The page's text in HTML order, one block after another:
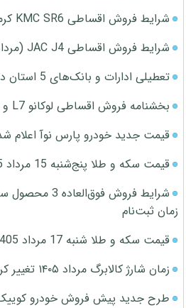
شرایط فروش اقساطی KMC SR6 کرمان موتور اعلام شد
شرایط فروش اقساطی JAC J4 (مرداد 1405)
تعطیلی ادارات و بانک‌های 5 استان در روز چهارشنبه
بخشنامه فروش اقساطی لوکانو L7 و لوکانو L8 (مرداد 1405)
قیمت جدید خودرو پارس نوآ اعلام شد
قیمت سکه و طلا پنج‌شنبه 15 مرداد 1405
شرایط فروش
زمان ثبت‌نام
قیمت سکه و طلا شنبه 17 مرداد 1405
زمان شارژ کالابرگ مرداد ۱۴۰۵ تغییر کرد
طرح جدید پیش فروش خودرو کوییک